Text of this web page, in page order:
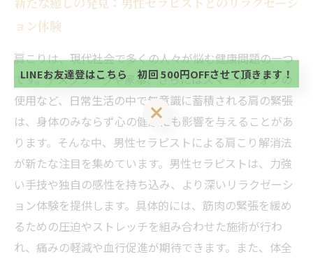
ョン体験
肩こりは、現代社会で多くの人々が悩む健康問題の一つ
です。デスクワークや家事、さらにはスマートフォンの
使用など、日常生活の中で無意識に蓄積される肩の緊張
は、身体のみならず心の健康にも影響を与えることがあ
ります。そんな中、男性セラピストによる肩こり解消法
が新たな注目を集めています。男性セラピストは、力強
い手技や独自の感性を持ち込み、より深いリラクゼーシ
ョン体験を提供します。具体的には、筋肉の緊張を緩め
るための圧迫やストレッチを組み合わせた施術が行わ
れ、痛みの軽減や血行促進が期待できます。また、体全
初回 500円OFFさせて頂きます。 既に 追加済の
方、不必要な方 お手数ですが、✖印でお閉じ下さ
い。
LINEお友達登はこちら 初回 500円OFFさせて頂きます！
当サロンの公式LINE@にお友達登録頂いたお客様は
初回 500円OFFさせて頂きます。 既に 追加済の
方、不必要な方 お手数ですが、✖印でお閉じ下さ
LINEお友達登はこちら 初回 500円OFFさせて頂きます！